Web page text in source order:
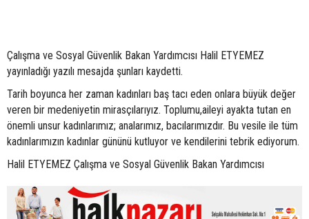
Çalışma ve Sosyal Güvenlik Bakan Yardımcısı Halil ETYEMEZ
yayınladığı yazılı mesajda şunları kaydetti.
Tarih boyunca her zaman kadınları baş tacı eden onlara büyük değer
veren bir medeniyetin mirasçılarıyız. Toplumu,aileyi ayakta tutan en
önemli unsur kadınlarımız; analarımız, bacılarımızdır. Bu vesile ile tüm
kadınlarımızın kadınlar gününü kutluyor ve kendilerini tebrik ediyorum.
Halil ETYEMEZ Çalışma ve Sosyal Güvenlik Bakan Yardımcısı